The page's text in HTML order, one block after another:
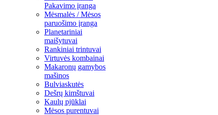
Pakavimo įranga
Mėsmalės / Mėsos
paruošimo įranga
Planetariniai
maišytuvai
Rankiniai trintuvai
Virtuvės kombainai
Makaronų gamybos
mašinos
Bulviaskutės
Dešrų kimštuvai
Kaulų pjūklai
Mėsos purentuvai